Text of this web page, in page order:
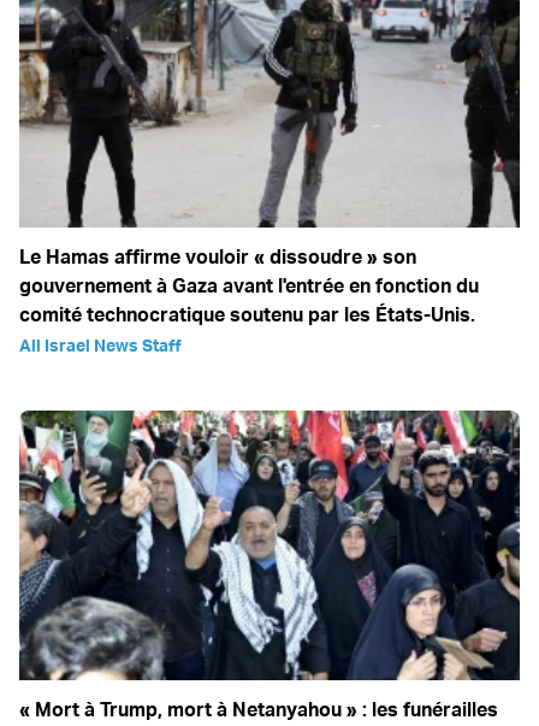
Le Hamas affirme vouloir « dissoudre » son
gouvernement à Gaza avant l'entrée en fonction du
comité technocratique soutenu par les États-Unis.
All Israel News Staff
« Mort à Trump, mort à Netanyahou » : les funérailles